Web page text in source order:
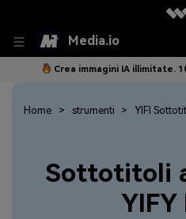
Media.io
Crea immagini IA illimitate.
Sottotitoli
YIFY
Home strumenti YIFI